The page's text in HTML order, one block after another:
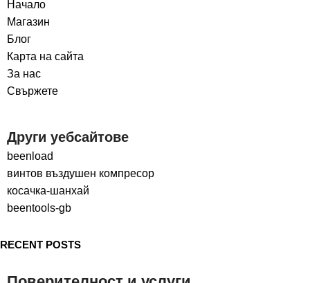
Начало
Магазин
Блог
Карта на сайта
За нас
Свържете
Други уебсайтове
beenload
винтов въздушен компресор
косачка-шанхай
beentools-gb
RECENT POSTS